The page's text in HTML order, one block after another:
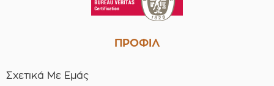
ΠΡΟΦΙΛ
Σχετικά Με Εμάς